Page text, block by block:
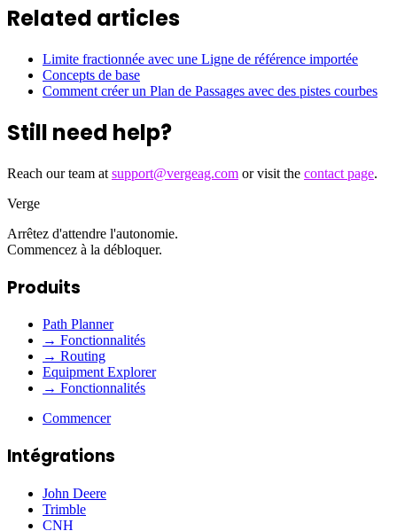
Related articles
Limite fractionnée avec une Ligne de référence importée
Concepts de base
Comment créer un Plan de Passages avec des pistes courbes
Still need help?
Reach our team at support@vergeag.com or visit the contact page.
Verge
Arrêtez d'attendre l'autonomie.
Commencez à la débloquer.
Produits
Path Planner
→ Fonctionnalités
→ Routing
Equipment Explorer
→ Fonctionnalités
Commencer
Intégrations
John Deere
Trimble
CNH